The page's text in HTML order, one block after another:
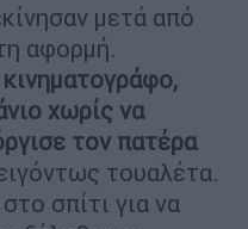
μετά από
αφορμή.
χωρίς να
τον πατέρα
τουαλέτα.
σπίτι για να